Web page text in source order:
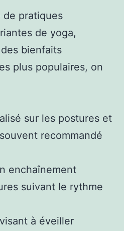
de pratiques
de yoga,
bienfaits
plus populaires, on
sur les postures et
recommandé
enchaînement
suivant le rythme
à éveiller